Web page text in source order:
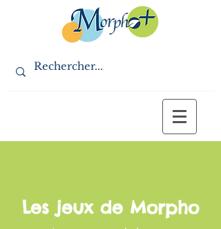
Les jeux de Morpho